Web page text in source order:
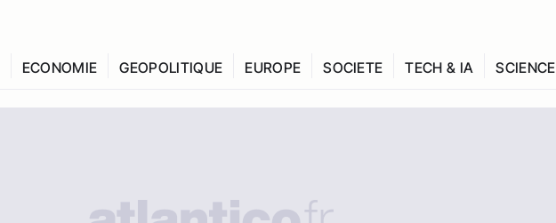
ECONOMIE GEOPOLITIQUE EUROPE SOCIETE TECH & IA SCIENCE